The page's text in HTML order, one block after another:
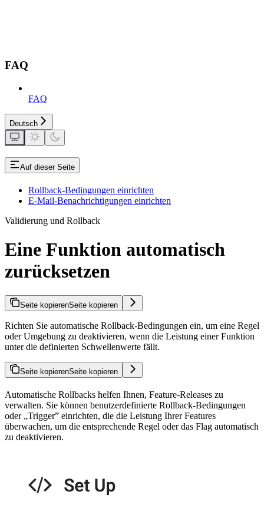
FAQ
FAQ
Deutsch
Auf dieser Seite
Rollback-Bedingungen einrichten
E-Mail-Benachrichtigungen einrichten
Validierung und Rollback
Eine Funktion automatisch
zurücksetzen
Seite kopierenSeite kopieren
Richten Sie automatische Rollback-Bedingungen ein, um eine Regel
oder Umgebung zu deaktivieren, wenn die Leistung einer Funktion
unter die definierten Schwellenwerte fällt.
Seite kopierenSeite kopieren
Automatische Rollbacks helfen Ihnen, Feature-Releases zu
verwalten. Sie können benutzerdefinierte Rollback-Bedingungen
oder „Trigger” einrichten, die die Leistung Ihrer Features
überwachen, um die entsprechende Regel oder das Flag automatisch
zu deaktivieren.